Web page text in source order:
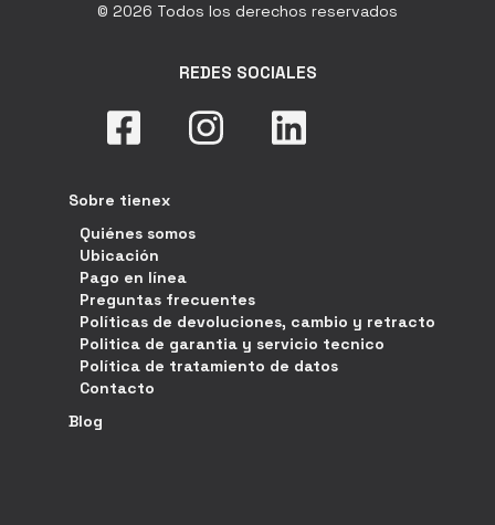
© 2026 Todos los derechos reservados
REDES SOCIALES
Sobre tienex
Quiénes somos
Ubicación
Pago en línea
Preguntas frecuentes
Políticas de devoluciones, cambio y retracto
Politica de garantia y servicio tecnico
Política de tratamiento de datos
Contacto
Blog